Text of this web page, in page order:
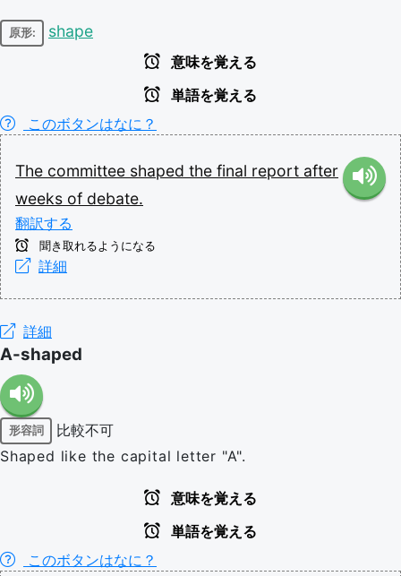
原形: shape
意味を覚える
単語を覚える
このボタンはなに？
The committee shaped the final report after
weeks of debate.
翻訳する
聞き取れるようになる
詳細
詳細
A-shaped
形容詞
比較不可
Shaped like the capital letter "A".
意味を覚える
単語を覚える
このボタンはなに？